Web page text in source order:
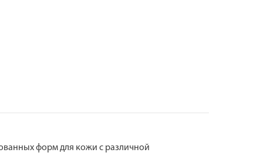
форм для кожи с различной